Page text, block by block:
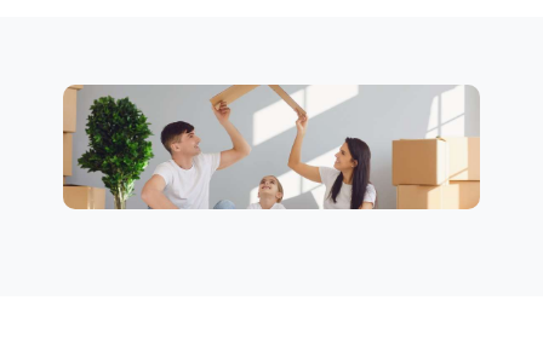
Dornbirn
Privatumzug